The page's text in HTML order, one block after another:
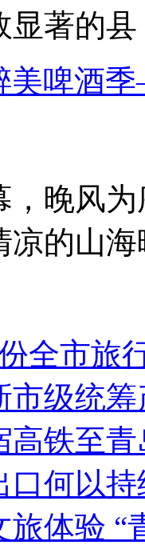
显著的
美啤酒
风为
凉的山
全市旅
市级统
高铁至
何以持
体验 “